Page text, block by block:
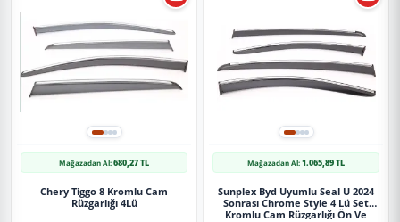
Mağazadan Al:680,27 TL
Chery Tiggo 8 Kromlu Cam
Rüzgarlığı 4Lü
Mağazadan Al:1.065,89 TL
Sunplex Byd Uyumlu Seal U 2024
Sonrası Chrome Style 4 Lü Set
Kromlu Cam Rüzgarlığı Ön Ve